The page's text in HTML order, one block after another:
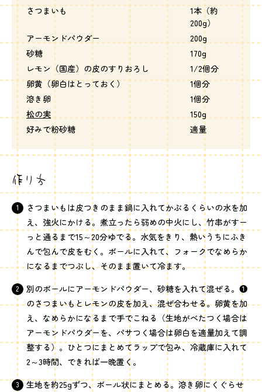
さつまいも
1本（約
200g）
アーモンドパウダー
200g
砂糖
170g
レモン（国産）の皮のすりおろし
1/2個分
卵黄（卵白はとっておく）
1個分
溶き卵
1個分
松の実
150g
好みで粉砂糖
適量
作り方
さつまいもは皮つきのまま鍋に入れてかぶるくらいの水を加
え、強火にかける。煮立ったら弱めの中火にし、竹串がすー
っと通るまで15～20分ゆでる。水気をきり、熱いうちにふき
んで包んで皮をむく。ボールに入れて、フォークでなめらか
になるまでつぶし、そのまま置いて冷ます。
別のボールにアーモンドパウダー、砂糖を入れて混ぜる。❶
のさつまいもとレモンの皮を加え、混ぜ合わせる。卵黄を加
え、なめらかになるまで手でこねる（生地がべたつく場合は
アーモンドパウダーを、パサつく場合は卵白を適量加えて調
整する）。ひとつにまとめてラップで包み、冷蔵庫に入れて
2～3時間、できれば一晩置く。
生地を約25gずつ、ボール状にまとめる。溶き卵にくぐらせ